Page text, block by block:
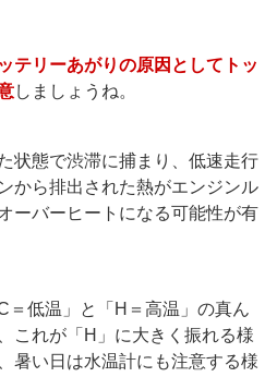
テリーあがりの原因としてトッ
しましょうね。
状態で渋滞に捕まり、低速走行
から排出された熱がエンジンル
ーバーヒートになる可能性が有
＝低温」と「H＝高温」の真ん
これが「H」に大きく振れる様
暑い日は水温計にも注意する様